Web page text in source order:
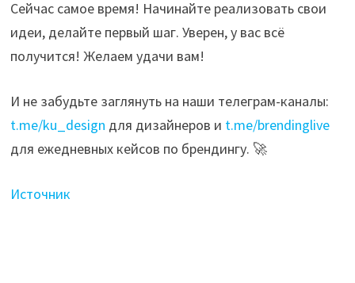
Сейчас самое время! Начинайте реализовать свои
идеи, делайте первый шаг. Уверен, у вас всё
получится! Желаем удачи вам!
И не забудьте заглянуть на наши телеграм-каналы:
t.me/ku_design для дизайнеров и t.me/brendinglive
для ежедневных кейсов по брендингу. 🚀
Источник